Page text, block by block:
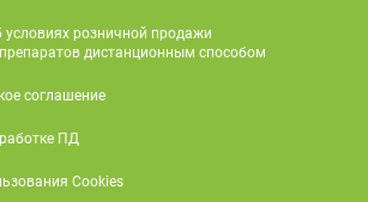
розничной продажи
дистанционным способом
соглашение
ПД
Cookies